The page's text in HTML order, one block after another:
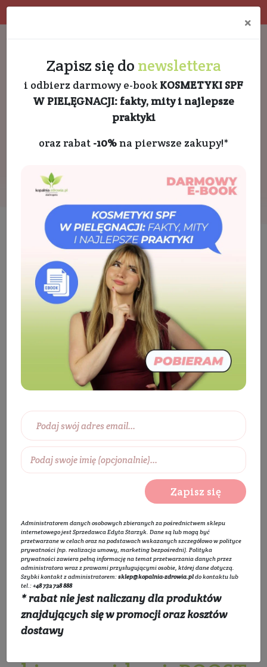
Kosmetyki Włosy
Maska do włosów
Maska do włosów suchych i
zniszczonych
Maska do włosów zniszczonych z
bioceramidami, BOOST my hair
Maska do włosów
×
Zapisz się do newslettera
i odbierz darmowy e-book KOSMETYKI SPF
W PIELĘGNACJI: fakty, mity i najlepsze
praktyki
oraz rabat -10%na pierwsze zakupy!*
Zapisz się
Administratorem danych osobowych zbieranych za pośrednictwem sklepu
internetowego jest Sprzedawca Edyta Starzyk. Dane są lub mogą być
przetwarzane w celach oraz na podstawach wskazanych szczegółowo wpolityce
prywatności (np. realizacja umowy, marketing bezpośredni). Polityka
prywatnościzawiera pełną informację na temat przetwarzania danych przez
administratora wraz z prawami przysługującymi osobie, której dane dotyczą.
Szybki kontakt z administratorem:sklep@kopalnia-zdrowia.pldo kontaktu lub
tel.:+48 732 728 888
* rabat nie jest naliczany dla produktów
znajdujących się w promocji oraz kosztów
dostawy